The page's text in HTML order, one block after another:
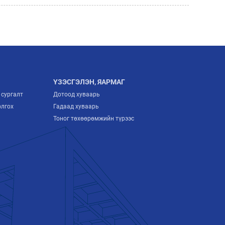
АЖ ҮЙЛДВЭРИЙН САЛБАРЫН
ШИНЭ ГАРЦ НЭЭГДЛЭЭ
2026/07/02
ҮЗЭСГЭЛЭН, ЯАРМАГ
Дотоод хуваарь
Гадаад хуваарь
Тоног төхөөрөмжийн түрээс